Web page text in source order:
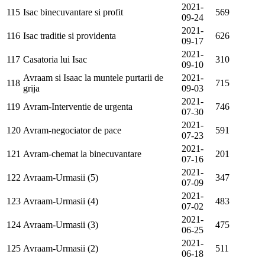
115 Isac binecuvantare si profit
2021-
09-24
569
116 Isac traditie si providenta
2021-
09-17
626
117 Casatoria lui Isac
2021-
09-10
310
118
Avraam si Isaac la muntele purtarii de
grija
2021-
09-03
715
119 Avram-Interventie de urgenta
2021-
07-30
746
120 Avram-negociator de pace
2021-
07-23
591
121 Avram-chemat la binecuvantare
2021-
07-16
201
122 Avraam-Urmasii (5)
2021-
07-09
347
123 Avraam-Urmasii (4)
2021-
07-02
483
124 Avraam-Urmasii (3)
2021-
06-25
475
125 Avraam-Urmasii (2)
2021-
06-18
511